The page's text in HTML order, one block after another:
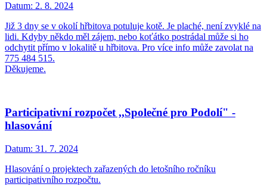
Datum: 2. 8. 2024
Již 3 dny se v okolí hřbitova potuluje kotě. Je plaché, není zvyklé na
lidi. Kdyby někdo měl zájem, nebo koťátko postrádal může si ho
odchytit přímo v lokalitě u hřbitova. Pro více info může zavolat na
775 484 515.
Děkujeme.
Participativní rozpočet ,,Společné pro Podolí" -
hlasování
Datum: 31. 7. 2024
Hlasování o projektech zařazených do letošního ročníku
participativního rozpočtu.